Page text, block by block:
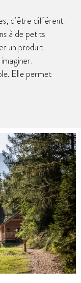
d’être différent.
à de petits
un produit
Elle permet